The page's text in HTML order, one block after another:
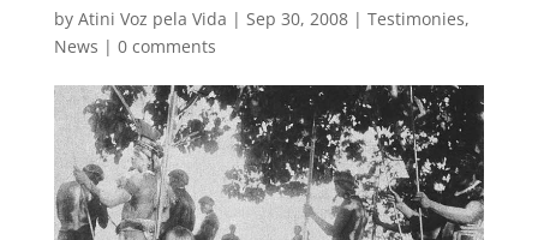
by Atini Voz pela Vida | Sep 30, 2008| Testimonies,
News | 0 comments